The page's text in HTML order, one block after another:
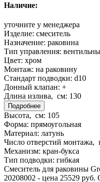
Наличие:
уточните у менеджера
Изделие: смеситель
Назначение: раковина
Тип управления:
Цвет: хром
Монтаж: на раковину
Стандарт подводки: d10
Донный клапан: +
Длина излива, см: 130
Подробнее
Высота, см: 105
Форма: прямоугольная
Материал: латунь
Число отверстий монтажа,
Механизм: кран-букса
Тип подводки: гибкая
Смеситель для раковины
20208002 - цена 25529 руб.